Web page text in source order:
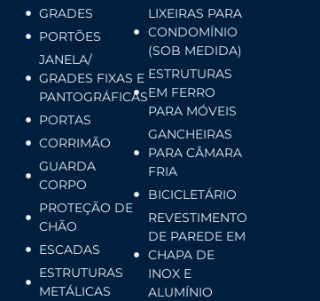
GRADES
PORTÕES
JANELA/
GRADES FIXAS E
PANTOGRÁFICAS
PORTAS
CORRIMÃO
GUARDA
CORPO
PROTEÇÃO DE
CHÃO
ESCADAS
ESTRUTURAS
METÁLICAS
LIXEIRAS PARA
CONDOMÍNIO
(SOB MEDIDA)
ESTRUTURAS
EM FERRO
PARA MÓVEIS
GANCHEIRAS
PARA CÂMARA
FRIA
BICICLETÁRIO
REVESTIMENTO
DE PAREDE EM
CHAPA DE
INOX E
ALUMÍNIO